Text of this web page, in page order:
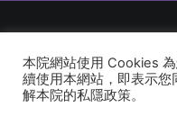
© 2026 建道神學院
本院網站使用 Cookies
續使用本網站，即表示
解本院的私隱政策。